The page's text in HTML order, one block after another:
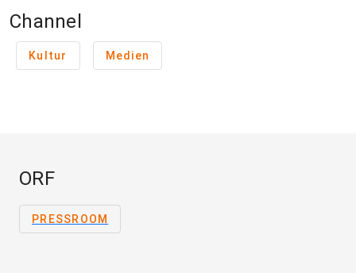
Channel
Kultur Medien
ORF
PRESSROOM